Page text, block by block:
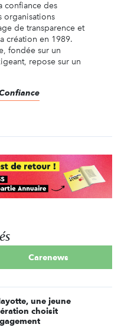
confiance des
organisations
de transparence et
création en 1989.
fondée sur un
repose sur un
Carenews
une jeune
choisit